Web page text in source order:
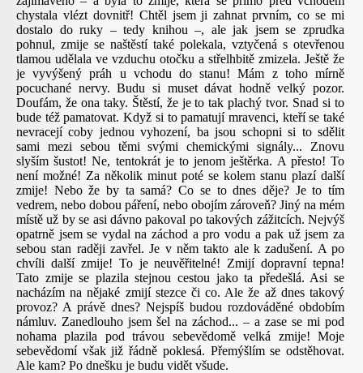
chystala vlézt dovnitř! Chtěl jsem ji zahnat prvním, co se mi
dostalo do ruky – tedy knihou –, ale jak jsem se zprudka
pohnul, zmije se naštěstí také polekala, vztyčená s otevřenou
tlamou udělala ve vzduchu otočku a střelhbitě zmizela. Ještě že
je vyvýšený práh u vchodu do stanu! Mám z toho mírně
pocuchané nervy. Budu si muset dávat hodně velký pozor.
Doufám, že ona taky. Štěstí, že je to tak plachý tvor. Snad si to
bude též pamatovat. Když si to pamatují mravenci, kteří se také
nevracejí coby jednou vyhození, ba jsou schopni si to sdělit
sami mezi sebou těmi svými chemickými signály... Znovu
slyším šustot! Ne, tentokrát je to jenom ještěrka. A přesto! To
není možné! Za několik minut poté se kolem stanu plazí další
zmije! Nebo že by ta samá? Co se to dnes děje? Je to tím
vedrem, nebo dobou páření, nebo obojím zároveň? Jiný na mém
místě už by se asi dávno pakoval po takových zážitcích. Nejvýš
opatrně jsem se vydal na záchod a pro vodu a pak už jsem za
sebou stan raději zavřel. Je v něm takto ale k zadušení. A po
chvíli další zmije! To je neuvěřitelné! Zmijí dopravní tepna!
Tato zmije se plazila stejnou cestou jako ta předešlá. Asi se
nacházím na nějaké zmijí stezce či co. Ale že až dnes takový
provoz? A právě dnes? Nejspíš budou rozdováděné obdobím
námluv. Zanedlouho jsem šel na záchod... – a zase se mi pod
nohama plazila pod trávou sebevědomě velká zmije! Moje
sebevědomí však již řádně poklesá. Přemýšlím se odstěhovat.
Ale kam? Po dnešku je budu vidět všude.